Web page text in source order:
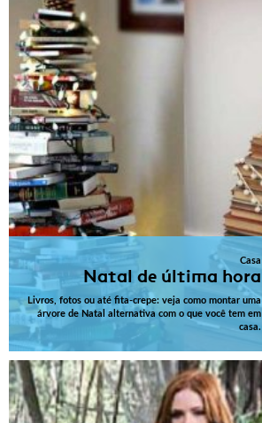
Casa
Natal de última hora
Livros, fotos ou até fita-crepe: veja como montar uma
árvore de Natal alternativa com o que você tem em
casa.